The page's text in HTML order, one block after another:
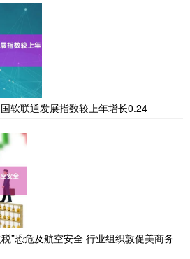
软联通发展指数较上年增长0.24
”恐危及航空安全 行业组织敦促美商务